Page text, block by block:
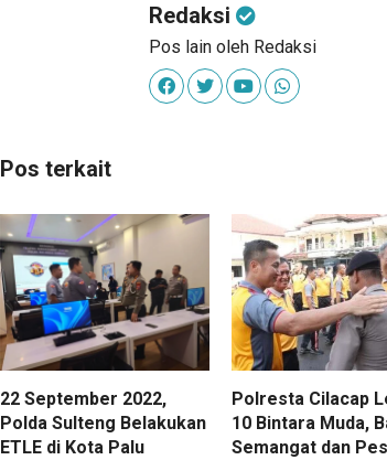
Redaksi
Pos lain oleh Redaksi
Pos terkait
22 September 2022,
Polda Sulteng Belakukan
ETLE di Kota Palu
Polresta Cilacap
10 Bintara Muda,
Semangat dan